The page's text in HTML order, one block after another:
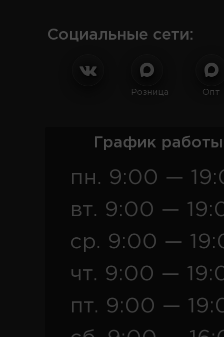
Социальные сети:
Розница Опт
График
пн. 9:00 —
вт. 9:00 —
ср. 9:00 —
чт. 9:00 —
пт. 9:00 —